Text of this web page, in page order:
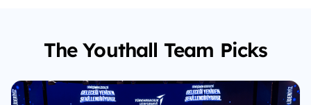
The Youthall Team Picks